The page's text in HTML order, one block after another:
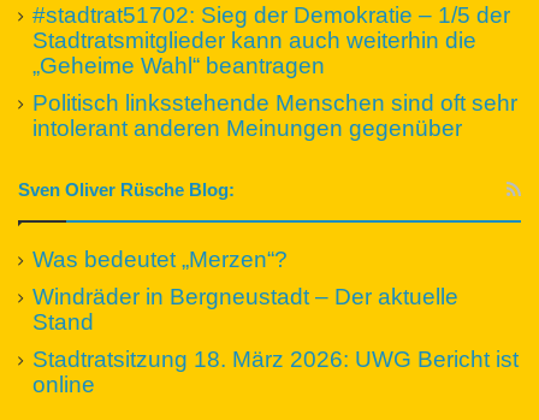
#stadtrat51702: Sieg der Demokratie – 1/5 der
Stadtratsmitglieder kann auch weiterhin die
„Geheime Wahl“ beantragen
Politisch linksstehende Menschen sind oft sehr
intolerant anderen Meinungen gegenüber
Sven Oliver Rüsche Blog:
Was bedeutet „Merzen“?
Windräder in Bergneustadt – Der aktuelle
Stand
Stadtratsitzung 18. März 2026: UWG Bericht ist
online